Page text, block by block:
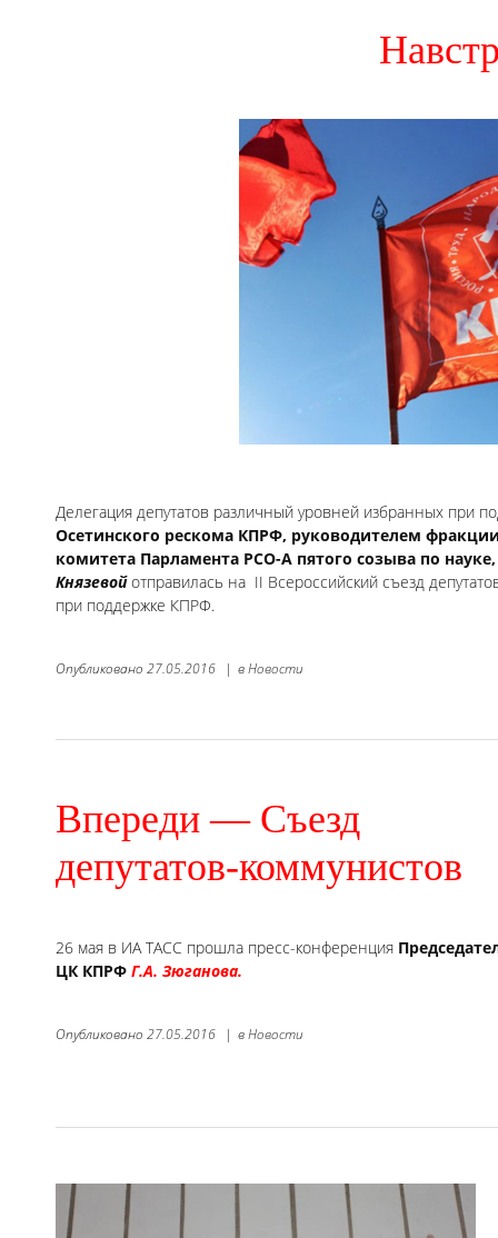
Делегация депутатов различный уровней избранных при
Осетинского рескома КПРФ, руководителем
комитета Парламента РСО-А пятого созыва по
Князевойотправилась на II Всероссийский съезд
при поддержке КПРФ.
Опубликовано 27.05.2016 | вНовости
Впереди — Съезд
депутатов-коммунистов
26 мая в ИА ТАСС прошла пресс-конференция
ЦК КПРФ Г.А. Зюганова.
Опубликовано 27.05.2016 | вНовости